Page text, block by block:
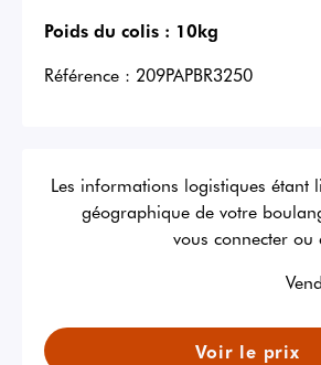
Poids du colis : 10kg
Référence : 209PAPBR3250
Les informations logistiques étant
géographique de votre
vous connecter ou
Voir le prix